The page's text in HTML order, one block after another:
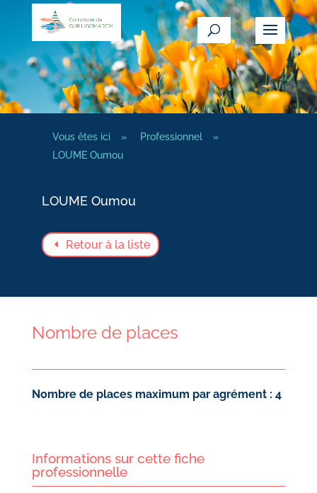
Vous êtes ici » Professionnel
»
LOUME Oumou
LOUME Oumou
Retour à la liste
Nombre de places
Nombre de places maximum par agrément : 4
Informations sur cette fiche
professionnelle